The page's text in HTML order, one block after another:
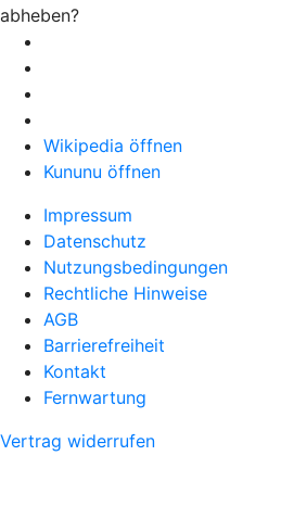
abheben?
Wikipedia öffnen
Kununu öffnen
Impressum
Datenschutz
Nutzungsbedingungen
Rechtliche Hinweise
AGB
Barrierefreiheit
Kontakt
Fernwartung
Vertrag widerrufen